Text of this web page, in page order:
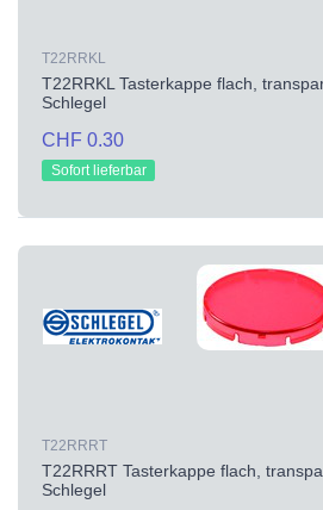
T22RRKL
T22RRKL Tasterkappe flach,
Schlegel
CHF 0.30
Sofort lieferbar
T22RRRT
T22RRRT Tasterkappe flach,
Schlegel